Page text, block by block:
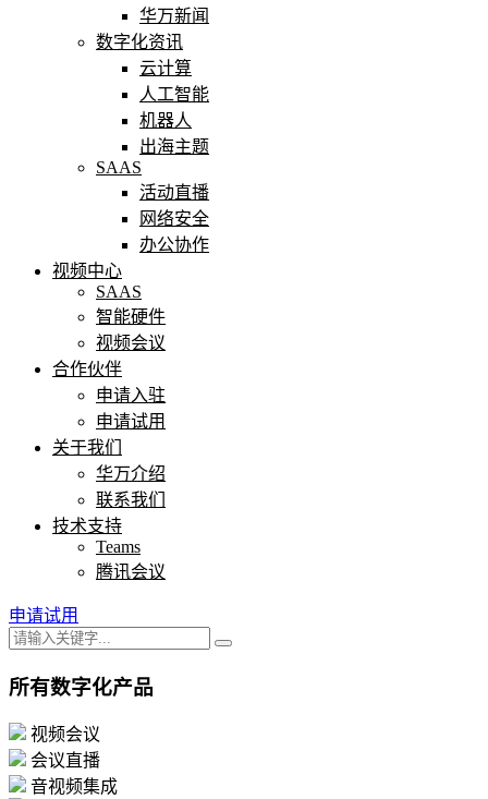
华万新闻
数字化资讯
云计算
人工智能
机器人
出海主题
SAAS
活动直播
网络安全
办公协作
视频中心
SAAS
智能硬件
视频会议
合作伙伴
申请入驻
申请试用
关于我们
华万介绍
联系我们
技术支持
Teams
腾讯会议
申请试用
所有数字化产品
视频会议
会议直播
音视频集成